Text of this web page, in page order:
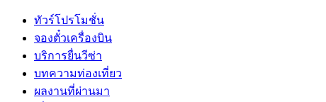
ทัวร์โปรโมชั่น
จองตั๋วเครื่องบิน
บริการยื่นวีซ่า
บทความท่องเที่ยว
ผลงานที่ผ่านมา